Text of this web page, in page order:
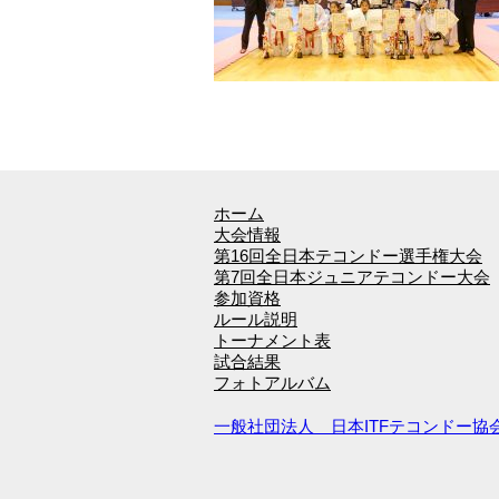
ホーム
大会情報
第16回全日本テコンドー選手権大会
第7回全日本ジュニアテコンドー大会
参加資格
ルール説明
トーナメント表
試合結果
フォトアルバム
一般社団法人 日本ITFテコンドー協